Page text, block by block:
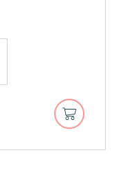
Ajouter
au
panier